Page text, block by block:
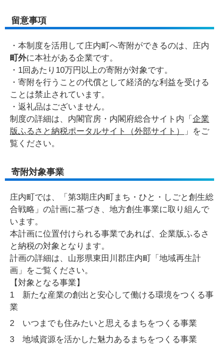
留意事項
・本制度を活用して庄内町へ寄附ができるのは、庄内
町外に本社がある企業です。
・1回あたり10万円以上の寄附が対象です。
・寄附を行うことの代償として経済的な利益を受ける
ことは禁止されています。
・返礼品はございません。
制度の詳細は、内閣官房・内閣府総合サイト内「 企業
版ふるさと納税ポータルサイト（外部サイト）
」をご
覧ください。
寄附対象事業
庄内町では、「第3期庄内町まち・ひと・しごと創生総
合戦略」の計画に基づき、地方創生事業に取り組んで
います。
本計画に位置付けられる事業であれば、企業版ふるさ
と納税の対象となります。
計画の詳細は、山形県東田川郡庄内町「地域再生計
画」をご覧ください。
【対象となる事業】
1 新たな産業の創出と安心して働ける環境をつくる事
業
2 いつまでも住みたいと思えるまちをつくる事業
3 地域資源を活かした魅力あるまちをつくる事業